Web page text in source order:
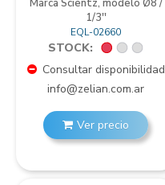
Marca Scientz, modelo Ø8 /
1/3''
EQL-02660
STOCK:
Consultar disponibilidad
info@zelian.com.ar
Ver precio